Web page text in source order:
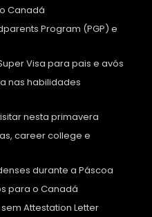
Canadá
Program (PGP) e
Visa para pais e avós
nas habilidades
nesta primavera
career college e
durante a Páscoa
para o Canadá
Attestation Letter